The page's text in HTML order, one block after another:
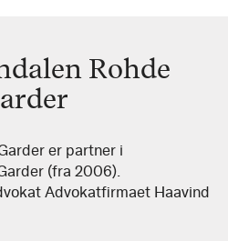
Rohde
er partner i
(fra 2006).
Advokatfirmaet Haavind